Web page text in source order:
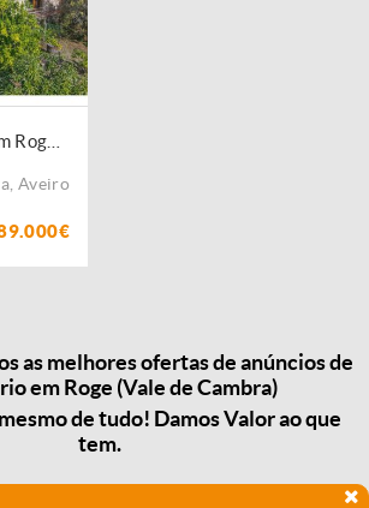
Aveiro
as melhores ofertas de anúncios de
em Roge (Vale de Cambra)
de tudo! Damos Valor ao que
tem.